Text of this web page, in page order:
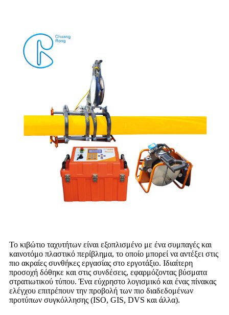
Το κιβώτιο ταχυτήτων είναι εξοπλισμένο με ένα συμπαγές και
καινοτόμο πλαστικό περίβλημα, το οποίο μπορεί να αντέξει στις
πιο ακραίες συνθήκες εργασίας στο εργοτάξιο. Ιδιαίτερη
προσοχή δόθηκε και στις συνδέσεις, εφαρμόζοντας βύσματα
στρατιωτικού τύπου. Ένα εύχρηστο λογισμικό και ένας πίνακας
ελέγχου επιτρέπουν την προβολή των πιο διαδεδομένων
προτύπων συγκόλλησης (ISO, GIS, DVS και άλλα).